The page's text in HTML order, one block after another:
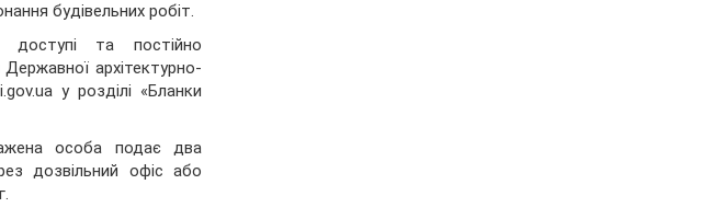
будівельних робіт.
та постійно
архітектурно-
у розділі «Бланки
особа подає два
дозвільний офіс або